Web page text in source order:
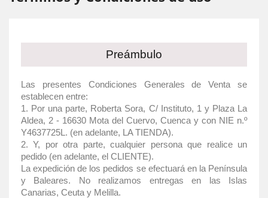
Preámbulo
Las presentes Condiciones Generales de Venta se
establecen entre:
1. Por una parte, Roberta Sora, C/ Instituto, 1 y Plaza La
Aldea, 2 - 16630 Mota del Cuervo, Cuenca y con NIE n.º
Y4637725L. (en adelante, LA TIENDA).
2. Y, por otra parte, cualquier persona que realice un
pedido (en adelante, el CLIENTE).
La expedición de los pedidos se efectuará en la Península
y Baleares. No realizamos entregas en las Islas
Canarias, Ceuta y Melilla.